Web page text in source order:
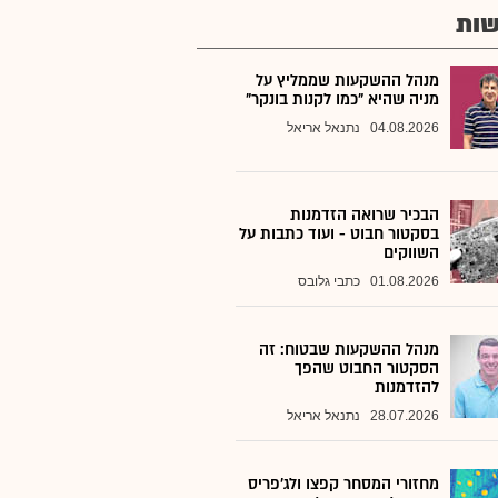
מנהל ההשקעות שממליץ על
מניה שהיא "כמו לקנות בונקר"
04.08.2026 נתנאל אריאל
הבכיר שרואה הזדמנות
בסקטור חבוט - ועוד כתבות על
השווקים
01.08.2026 כתבי גלובס
מנהל ההשקעות שבטוח: זה
הסקטור החבוט שהפך
להזדמנות
28.07.2026 נתנאל אריאל
מחזורי המסחר קפצו ולג'פריס